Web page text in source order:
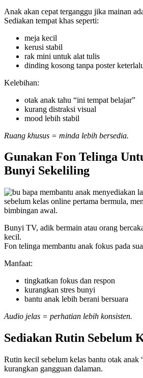
Anak akan cepat terganggu jika mainan
Sediakan tempat khas seperti:
meja kecil
kerusi stabil
rak mini untuk alat tulis
dinding kosong tanpa poster
Kelebihan:
otak anak tahu “ini tempat belajar”
kurang distraksi visual
mood lebih stabil
Ruang khusus = minda lebih bersedia.
Gunakan Fon Telinga
Bunyi Sekeliling
Bunyi TV, adik bermain atau orang
kecil.
Fon telinga membantu anak fokus pada
Manfaat:
tingkatkan fokus dan respon
kurangkan stres bunyi
bantu anak lebih berani bersuara
Audio jelas = perhatian lebih konsisten.
Sediakan Rutin Sebelum
Rutin kecil sebelum kelas bantu otak anak
kurangkan gangguan dalaman.